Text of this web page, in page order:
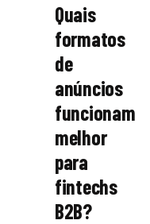
Quais
formatos
de
anúncios
funcionam
melhor
para
fintechs
B2B?